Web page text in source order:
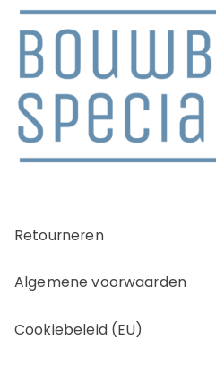
Retourneren
Algemene voorwaarden
Cookiebeleid (EU)